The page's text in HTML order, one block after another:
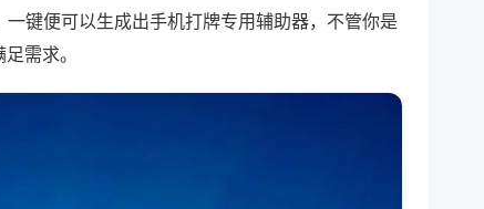
键便可以生成出手机打牌专用辅助器，不管你是
需求。